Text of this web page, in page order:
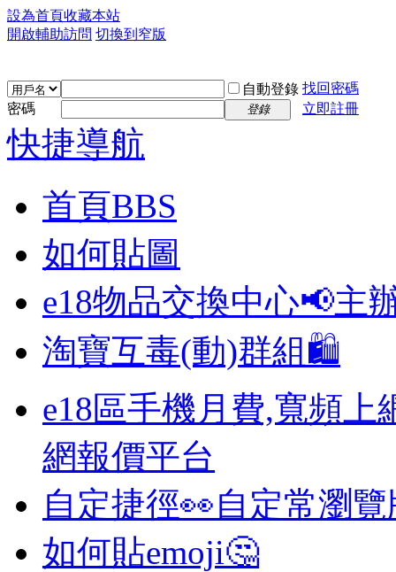
設為首頁收藏本站
開啟輔助訪問 切換到窄版
自動登錄 找回密碼
密碼
登錄 立即註冊
快捷導航
首頁BBS
如何貼圖
e18物品交換中心📢主
淘寶互毒(動)群組🛍️
e18區手機月費,寬頻上
網報價平台
自定捷徑👀自定常瀏
如何貼emoji🤔